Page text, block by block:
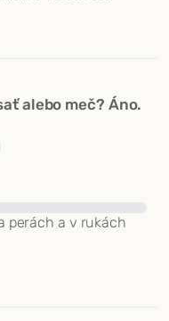
alebo meč? Áno.
perách a v rukách